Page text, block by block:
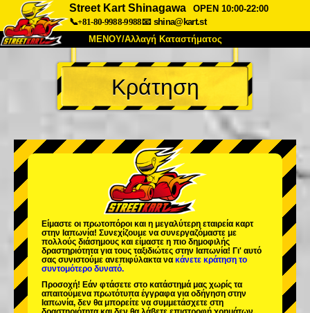
Street Kart Shinagawa
OPEN 10:00-22:00
📞+81-80-9988-9988📧 shina@kart.st
ΜΕΝΟΥ/Αλλαγή Καταστήματος
ΚΥΡΙΩΣ
Σχετικά Προδιαγραφές Τιμές
Συχνές Ερωτήσεις
Εταιρεία Κράτηση
Αλλαγή Καταστήματος
Τόκιο Σινάγαουα #1 Τόκιο Ακίχαμπαρα #1
Τόκιο Ακίχαμπαρα #2
Τόκιο Σιμπούγια Annex Τόκιο Κόλπος
Τόκιο Ασακούσα Οσάκα
Κράτηση
Είμαστε οι πρωτοπόροι και η μεγαλύτερη εταιρεία καρτ
στην Ιαπωνία! Συνεχίζουμε να συνεργαζόμαστε με
πολλούς διάσημους και είμαστε η πιο δημοφιλής
δραστηριότητα για τους ταξιδιώτες στην Ιαπωνία! Γι' αυτό
σας συνιστούμε ανεπιφύλακτα να κάνετε κράτηση το
συντομότερο δυνατό.
Προσοχή! Εάν φτάσετε στο κατάστημά μας χωρίς τα
απαιτούμενα πρωτότυπα έγγραφα για οδήγηση στην
Ιαπωνία, δεν θα μπορείτε να συμμετάσχετε στη